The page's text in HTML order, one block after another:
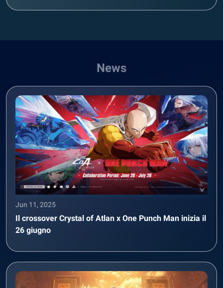
News
Jun 11, 2025
Il crossover Crystal of Atlan x One Punch Man inizia il
26 giugno